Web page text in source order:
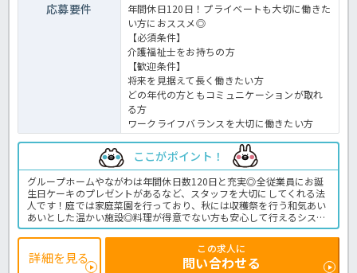
応募要件
年間休日120日！プライベートも大切に働きた
い方におススメ◎
【必須条件】
介護福祉士をお持ちの方
【歓迎条件】
将来を見据えて長く働きたい方
どの年代の方ともコミュニケーションが取れ
る方
ワークライフバランスを大切に働きたい方
ここがポイント！
グループホームやながわは年間休日数120日と充実◎全従業員にお誕
生日ケーキのプレゼントがあるなど、スタッフを大切にしてくれる法
人です！庭では家庭菜園を行っており、秋には収穫祭を行う和気あい
あいとした温かい施設◎料理が得意でない方も安心して行えるシステ
ムを利用していますので、調理業務に不安をお持ちの方も是非ご相談
下さいね。お問い合わせはほっ介護まで♪グループホームでの介護業
務全般です。
＜介護職 正職員 グループホームの求人＞
詳細を見る
この求人に
問い合わせる